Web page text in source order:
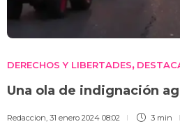
DERECHOS Y LIBERTADES,
Una ola de indignación
Redaccion, 31 enero 2024 08:02 3 min